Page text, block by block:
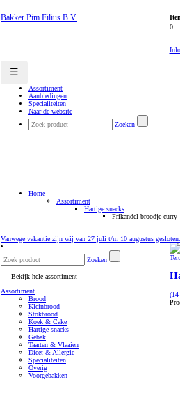
Bakker Pim Filius B.V.
0
☰
Assortiment
Aanbiedingen
Specialiteiten
Naar de website
Zoeken
Home
Assortiment
Hartige snacks
Frikandel broodje curry
Vanwege vakantie zijn wij van 27 juli t/m 10 augustus gesloten.
Zoeken
Bekijk hele assortiment
Assortiment
Brood
Kleinbrood
Stokbrood
Koek & Cake
Hartige snacks
Gebak
Taarten & Vlaaien
Dieet & Allergie
Specialiteiten
Overig
Voorgebakken
(14